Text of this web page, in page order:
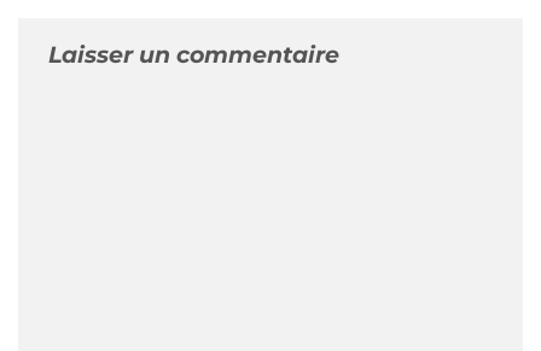
Laisser un commentaire